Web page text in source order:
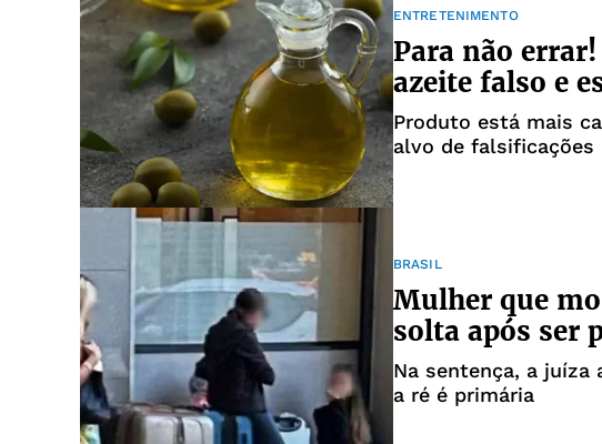
ENTRETENIMENTO
Para não
azeite falso e
Produto está mais
alvo de falsificações
BRASIL
Mulher que
solta após ser
Na sentença, a juíza
a ré é primária